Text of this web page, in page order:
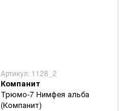
Артикул: 1128_2
Компанит
Трюмо-7 Нимфея альба
(Компанит)